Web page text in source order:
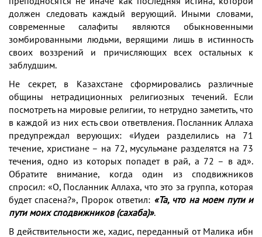
должен следовать каждый верующий. Иными словами,
современные салафиты являются обыкновенными
зомбированными людьми, верящими лишь в истинность
своих воззрений и причисляющих всех остальных к
заблудшим.
Не секрет, в Казахстане сформировались различные
общины нетрадиционных религиозных течений. Если
посмотреть на мировые религии, то нетрудно заметить, что
в каждой из них есть свои ответвления. Посланник Аллаха
предупреждал верующих: «Иудеи разделились на 71
течение, христиане – на 72, мусульмане разделятся на 73
течения, одно из которых попадет в рай, а 72 – в ад».
Обратите внимание, когда один из сподвижников
спросил: «О, Посланник Аллаха, что это за группа, которая
будет спасена?», Пророк ответил: «Та, что на моем пути и
пути моих сподвижников (сахаба)».
В действительности же, хадис, переданный от Малика ибн